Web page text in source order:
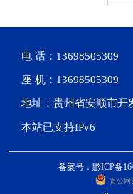
电 话：13698505309
座 机：13698505309
地址：贵州省安顺市开
本站已支持IPv6
备案号：黔ICP备
贵公网